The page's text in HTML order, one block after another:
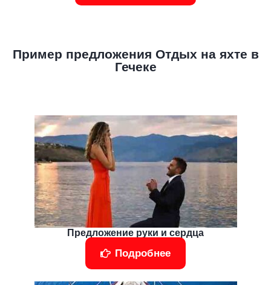
Пример предложения Отдых на яхте в
Гечеке
Предложение руки и сердца
Подробнее